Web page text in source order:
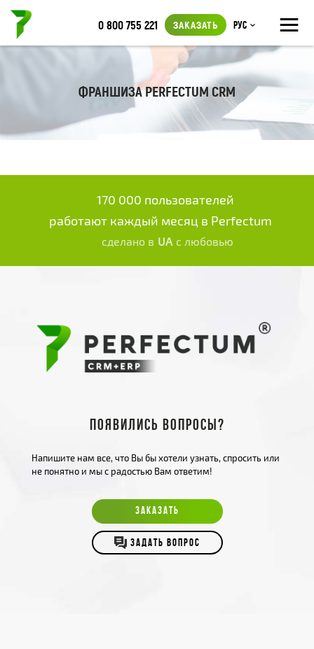
≡
0 800 755 221 ЗАКАЗАТЬ Рус
ФРАНШИЗА PERFECTUM CRM
170 000 пользователей
работают каждый месяц в Perfectum
сделано в UA с любовью
Появились вопросы?
Напишите нам все, что Вы бы хотели узнать, спросить или
не понятно и мы с радостью Вам ответим!
ЗАКАЗАТЬ
ЗАДАТЬ ВОПРОС